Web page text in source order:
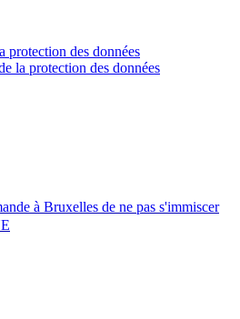
protection des données
la protection des données
à Bruxelles de ne pas s'immiscer